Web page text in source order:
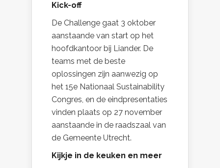
Kick-off
De Challenge gaat 3 oktober
aanstaande van start op het
hoofdkantoor bij Liander. De
teams met de beste
oplossingen zijn aanwezig op
het 15e Nationaal Sustainability
Congres, en de eindpresentaties
vinden plaats op 27 november
aanstaande in de raadszaal van
de Gemeente Utrecht.
Kijkje in de keuken en meer